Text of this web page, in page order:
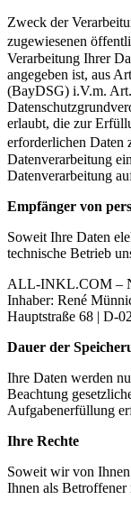
Zweck der
zugewiesenen
Verarbeitung Ihrer
angegeben ist, aus
(BayDSG) i.V.m.
erlaubt, die zur
erforderlichen
Datenverarbeitung
Datenverarbeitung
Empfänger von
Soweit Ihre Daten
technische Betrieb
ALL-INKL.COM –
Inhaber: René
Hauptstraße 68 | D-
Dauer der
Ihre Daten werden
Beachtung
Aufgabenerfüllung
Ihre Rechte
Soweit wir von Ihnen
Ihnen als Betroffener